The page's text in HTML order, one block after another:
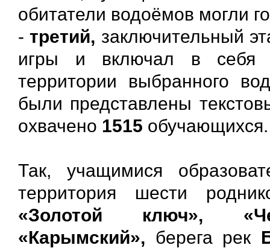
обитатели водоёмов могли
-третий, заключительный
игры и включал в себя
территории выбранного
были представлены
охвачено 1515 обучающихся.
Так, учащимися
территория шести
«Золотой ключ»,
«Карымский», берега рек